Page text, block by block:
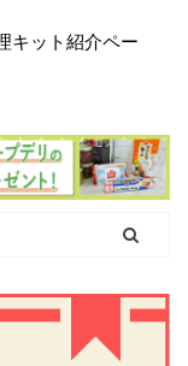
キット紹介ペー